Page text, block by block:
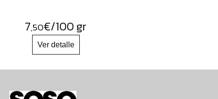
7,50€/100 gr